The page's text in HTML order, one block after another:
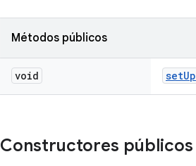
Métodos públicos
void setUp
Constructores públicos